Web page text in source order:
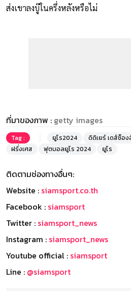
ส่งเขาลงบู๊ในครึ่งหลังหรือไม่
ที่มาของภาพ : getty images
Tag : ยูโร2024 ดิดิเยร์ เดส์ช็อง
ฝรั่งเศส
ฟุตบอลยูโร 2024 ยูโร
ติดตามช่องทางอื่นๆ:
Website : siamsport.co.th
Facebook : siamsport
Twitter : siamsport_news
Instagram : siamsport_news
Youtube official : siamsport
Line : @siamsport